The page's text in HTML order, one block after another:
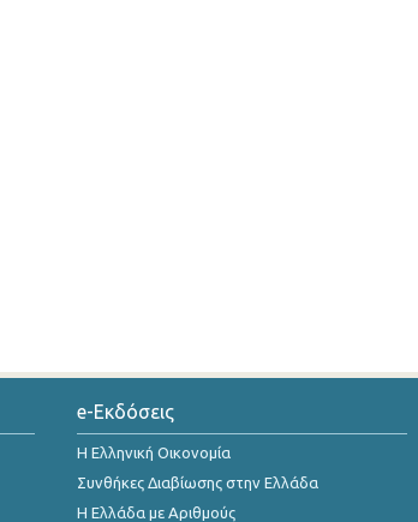
e-Εκδόσεις
Η Ελληνική Οικονομία
Συνθήκες Διαβίωσης στην Ελλάδα
Η Ελλάδα με Αριθμούς